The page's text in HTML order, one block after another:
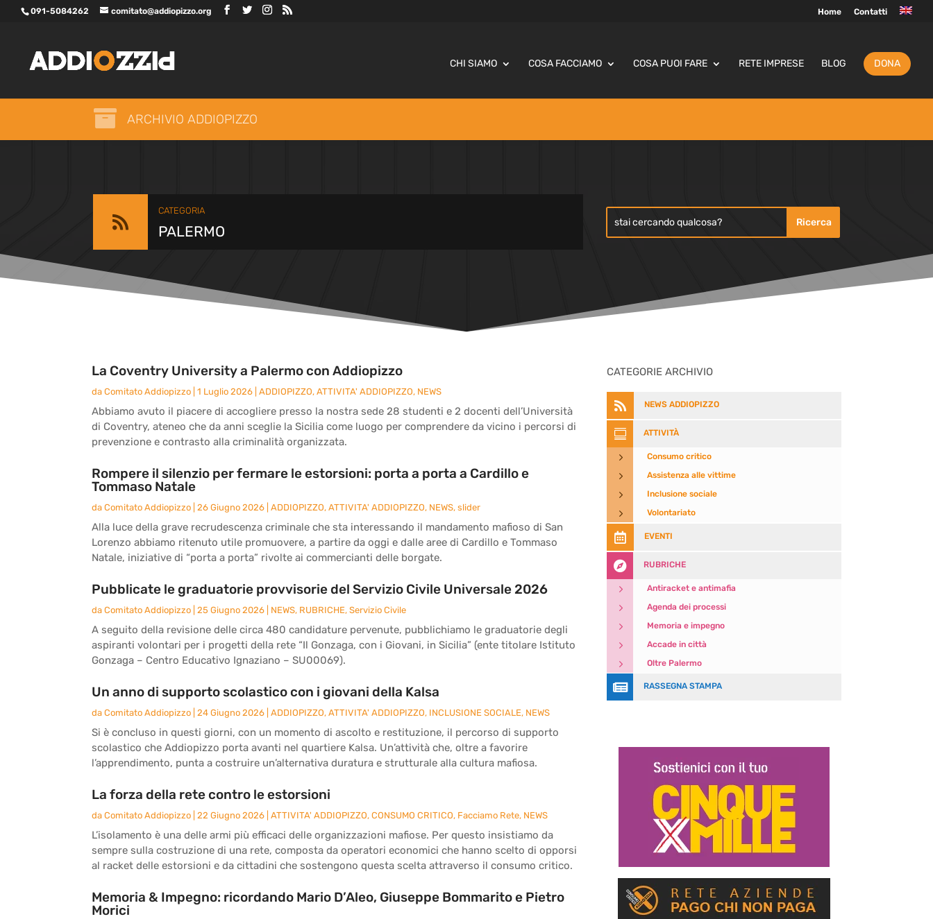
091-5084262 comitato@addiopizzo.org Home Contatti
CHI SIAMO COSA FACCIAMO COSA PUOI FARE RETE IMPRESE BLOG DONA
 ARCHIVIO ADDIOPIZZO

CATEGORIA
PALERMO
La Coventry University a Palermo con Addiopizzo
da Comitato Addiopizzo 1 Luglio 2026 ADDIOPIZZO, ATTIVITA' ADDIOPIZZO, NEWS
Abbiamo avuto il piacere di accogliere presso la nostra sede 28 studenti e 2 docenti dell’Università
di Coventry, ateneo che da anni sceglie la Sicilia come luogo per comprendere da vicino i percorsi di
prevenzione e contrasto alla criminalità organizzata.
Rompere il silenzio per fermare le estorsioni: porta a porta a Cardillo e
Tommaso Natale
da Comitato Addiopizzo 26 Giugno 2026 ADDIOPIZZO, ATTIVITA' ADDIOPIZZO, NEWS, slider
Alla luce della grave recrudescenza criminale che sta interessando il mandamento mafioso di San
Lorenzo abbiamo ritenuto utile promuovere, a partire da oggi e dalle aree di Cardillo e Tommaso
Natale, iniziative di “porta a porta” rivolte ai commercianti delle borgate.
Pubblicate le graduatorie provvisorie del Servizio Civile Universale 2026
da Comitato Addiopizzo 25 Giugno 2026 NEWS, RUBRICHE, Servizio Civile
A seguito della revisione delle circa 480 candidature pervenute, pubblichiamo le graduatorie degli
aspiranti volontari per i progetti della rete “Il Gonzaga, con i Giovani, in Sicilia” (ente titolare Istituto
Gonzaga – Centro Educativo Ignaziano – SU00069).
Un anno di supporto scolastico con i giovani della Kalsa
da Comitato Addiopizzo 24 Giugno 2026 ADDIOPIZZO, ATTIVITA' ADDIOPIZZO, INCLUSIONE SOCIALE, NEWS
Si è concluso in questi giorni, con un momento di ascolto e restituzione, il percorso di supporto
scolastico che Addiopizzo porta avanti nel quartiere Kalsa. Un’attività che, oltre a favorire
l’apprendimento, punta a costruire un’alternativa duratura e strutturale alla cultura mafiosa.
La forza della rete contro le estorsioni
da Comitato Addiopizzo 22 Giugno 2026 ATTIVITA' ADDIOPIZZO, CONSUMO CRITICO, Facciamo Rete, NEWS
L’isolamento è una delle armi più efficaci delle organizzazioni mafiose. Per questo insistiamo da
sempre sulla costruzione di una rete, composta da operatori economici che hanno scelto di opporsi
al racket delle estorsioni e da cittadini che sostengono questa scelta attraverso il consumo critico.
Memoria & Impegno: ricordando Mario D’Aleo, Giuseppe Bommarito e Pietro
Morici
CATEGORIE ARCHIVIO
 NEWS ADDIOPIZZO
 ATTIVITÀ
5 Consumo critico
5 Assistenza alle vittime
5 Inclusione sociale
5 Volontariato
 EVENTI
 RUBRICHE
5 Antiracket e antimafia
5 Agenda dei processi
5 Memoria e impegno
5 Accade in città
5 Oltre Palermo
 RASSEGNA STAMPA